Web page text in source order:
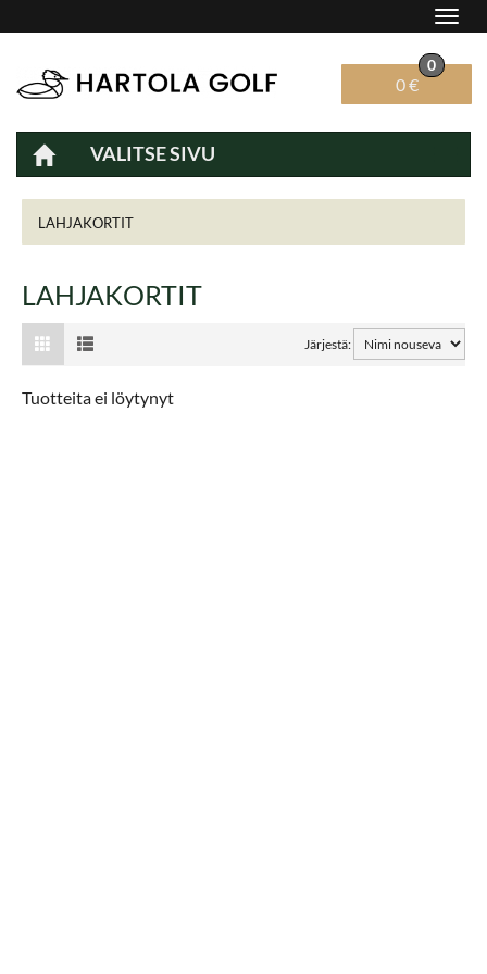
0 €
0
VALITSE SIVU
LAHJAKORTIT
LAHJAKORTIT
Järjestä:
Tuotteita ei löytynyt